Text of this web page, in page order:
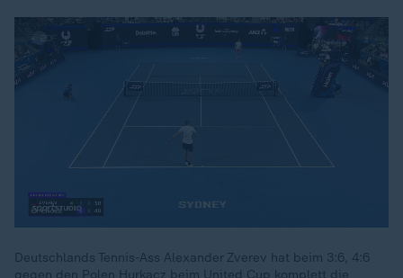
Deutschlands Tennis-Ass Alexander Zverev hat beim 3:6, 4:6
gegen den Polen Hurkacz beim United Cup komplett die